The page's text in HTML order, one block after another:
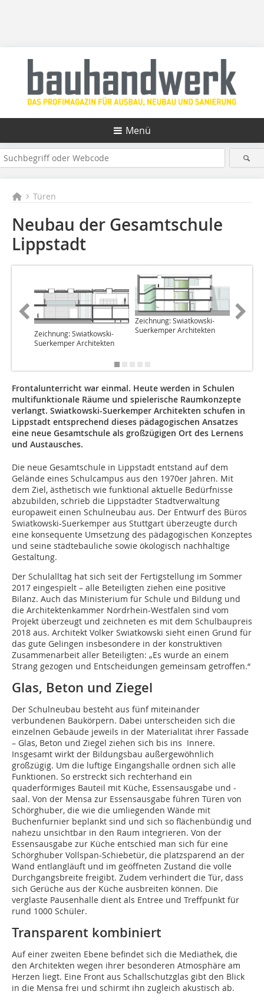
Menü
Türen
Neubau der Gesamtschule
Lippstadt
Zeichnung: Swiatkowski-
Suerkemper Architekten
Zeichnung: Swiatkowski-
Suerkemper Architekten
Frontalunterricht war einmal. Heute werden in Schulen
multifunktionale Räume und spielerische Raumkonzepte
verlangt. Swiatkowski-Suerkemper Architekten schufen in
Lippstadt entsprechend dieses pädagogischen Ansatzes
eine neue Gesamtschule als großzügigen Ort des Lernens
und Austausches.
Die neue Gesamtschule in Lippstadt entstand auf dem
Gelände eines Schulcampus aus den 1970er Jahren. Mit
dem Ziel, ästhetisch wie funktional aktuelle Bedürfnisse
abzubilden, schrieb die Lippstädter Stadtverwaltung
europaweit einen Schulneubau aus. Der Entwurf des Büros
Swiatkowski-Suerkemper aus Stuttgart überzeugte durch
eine konsequente Umsetzung des pädagogischen Konzeptes
und seine städtebauliche sowie ökologisch nachhaltige
Gestaltung.
Der Schulalltag hat sich seit der Fertigstellung im Sommer
2017 eingespielt – alle Beteiligten ziehen eine positive
Bilanz. Auch das Ministerium für Schule und Bildung und
die Architektenkammer Nordrhein-Westfalen sind vom
Projekt überzeugt und zeichneten es mit dem Schulbaupreis
2018 aus. Architekt Volker Swiatkowski sieht einen Grund für
das gute Gelingen insbesondere in der konstruktiven
Zusammenarbeit aller Beteiligten: „Es wurde an einem
Strang gezogen und Entscheidungen gemeinsam getroffen.“
Glas, Beton und Ziegel
Der Schulneubau besteht aus fünf miteinander
verbundenen Baukörpern. Dabei unterscheiden sich die
einzelnen Gebäude jeweils in der Materialität ihrer Fassade
– Glas, Beton und Ziegel ziehen sich bis ins Innere.
Insgesamt wirkt der Bildungsbau außergewöhnlich
großzügig. Um die luftige Eingangshalle ordnen sich alle
Funktionen. So erstreckt sich rechterhand ein
quaderförmiges Bauteil mit Küche, Essensausgabe und -
saal. Von der Mensa zur Essensausgabe führen Türen von
Schörghuber, die wie die umliegenden Wände mit
Buchenfurnier beplankt sind und sich so flächenbündig und
nahezu unsichtbar in den Raum integrieren. Von der
Essensausgabe zur Küche entschied man sich für eine
Schörghuber Vollspan-Schiebetür, die platzsparend an der
Wand entlangläuft und im geöffneten Zustand die volle
Durchgangsbreite freigibt. Zudem verhindert die Tür, dass
sich Gerüche aus der Küche ausbreiten können. Die
verglaste Pausenhalle dient als Entree und Treffpunkt für
rund 1000 Schüler.
Transparent kombiniert
Auf einer zweiten Ebene befindet sich die Mediathek, die
den Architekten wegen ihrer besonderen Atmosphäre am
Herzen liegt. Eine Front aus Schallschutzglas gibt den Blick
in die Mensa frei und schirmt ihn zugleich akustisch ab.